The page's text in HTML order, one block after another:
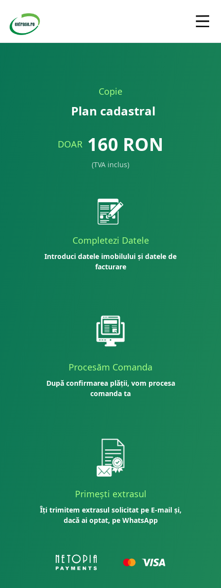
Copie
Plan cadastral
DOAR 160 RON
(TVA inclus)
Completezi Datele
Introduci datele imobilului și datele de
facturare
Procesăm Comanda
După confirmarea plății, vom procesa
comanda ta
Primești extrasul
Îți trimitem extrasul solicitat pe E-mail și,
dacă ai optat, pe WhatsApp